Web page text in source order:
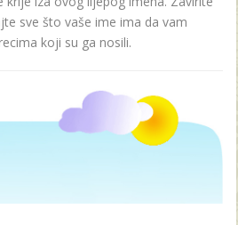
sve što vaše ime ima da vam
koji su ga nosili.